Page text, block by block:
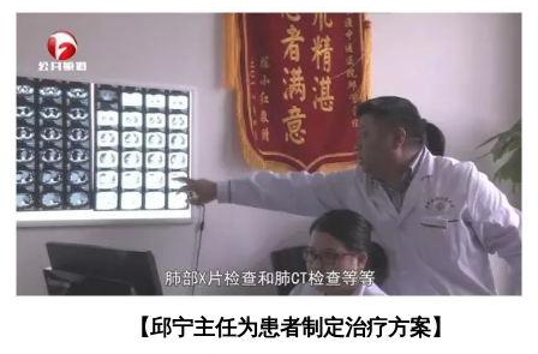
【邱宁主任为患者制定治疗方案】